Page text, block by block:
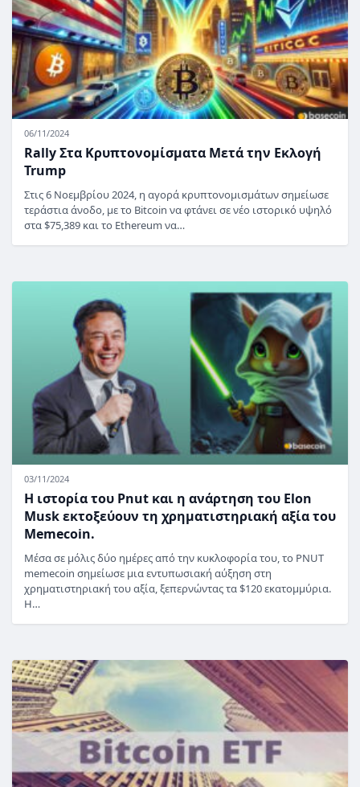
06/11/2024
Rally Στα Κρυπτονομίσματα Μετά την Εκλογή
Trump
Στις 6 Νοεμβρίου 2024, η αγορά κρυπτονομισμάτων σημείωσε
τεράστια άνοδο, με το Bitcoin να φτάνει σε νέο ιστορικό υψηλό
στα $75,389 και το Ethereum να…
03/11/2024
Η ιστορία του Pnut και η ανάρτηση του Elon
Musk εκτοξεύουν τη χρηματιστηριακή αξία του
Memecoin.
Μέσα σε μόλις δύο ημέρες από την κυκλοφορία του, το PNUT
memecoin σημείωσε μια εντυπωσιακή αύξηση στη
χρηματιστηριακή του αξία, ξεπερνώντας τα $120 εκατομμύρια.
Η…